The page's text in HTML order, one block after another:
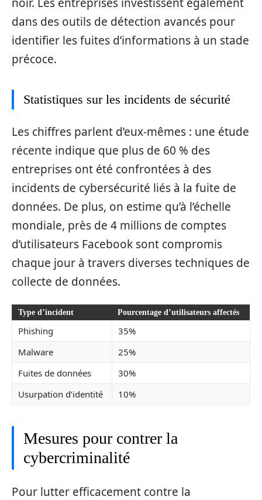
dans des outils de détection avancés pour
identifier les fuites d’informations à un stade
précoce.
Statistiques sur les incidents de sécurité
Les chiffres parlent d’eux-mêmes : une étude
récente indique que plus de 60 % des
entreprises ont été confrontées à des
incidents de cybersécurité liés à la fuite de
données. De plus, on estime qu’à l’échelle
mondiale, près de 4 millions de comptes
d’utilisateurs Facebook sont compromis
chaque jour à travers diverses techniques de
collecte de données.
Type d’incident Pourcentage d’utilisateurs affectés
Phishing
35%
Malware
25%
Fuites de données
30%
Usurpation d’identité
10%
Mesures pour contrer la
cybercriminalité
Pour lutter efficacement contre la